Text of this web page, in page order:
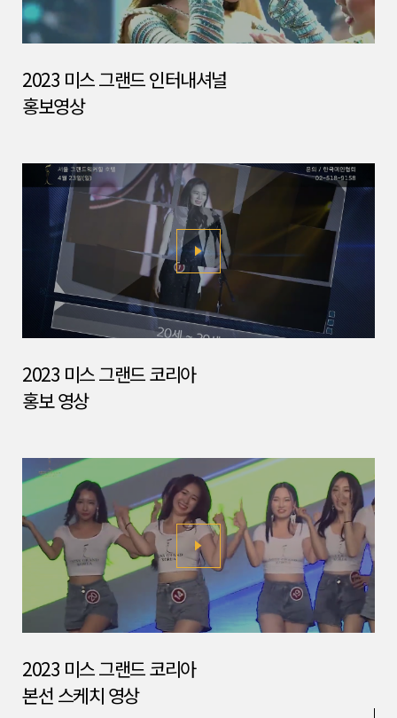
2023 미스 그랜드 인터내셔널
홍보영상
2023 미스 그랜드 코리아
홍보 영상
2023 미스 그랜드 코리아
본선 스케치 영상